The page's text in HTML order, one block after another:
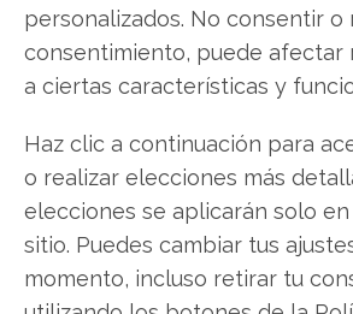
personalizados. No consentir o
consentimiento, puede afectar
a ciertas características y
Haz clic a continuación para
o realizar elecciones más
elecciones se aplicarán solo
sitio. Puedes cambiar tus
momento, incluso retirar tu
Compartir este artículo
Facebook
LinkedIn
Copiar enlace